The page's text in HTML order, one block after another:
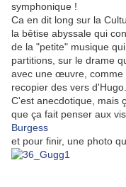
symphonique !
Ca en dit long sur la
la bêtise abyssale qui
de la "petite" musique
partitions, sur le drame
avec une œuvre, comme
recopier des vers d'Hugo...
C'est anecdotique, mais
que ça fait penser aux
Burgess
et pour finir, une photo